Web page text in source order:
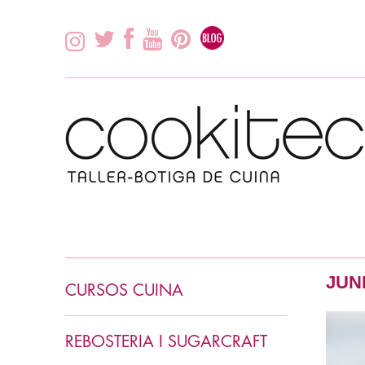
CURSOS CUINA
CUINA ASIÀTICA
REBOSTERIA I SUGARCRAFT